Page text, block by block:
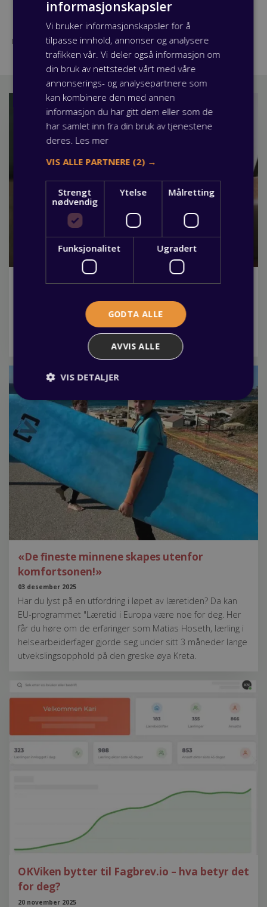
Publisert: 09 august 2023
Fagbrev.io gjør lærlingtiden enklere
Visste du at som lærling har du mulighet til å benytte deg
av Fagbrev.io, en nettbasert plattform som samler all
nødvendig info om din lærlingtid? Les mer her.
«De fineste minnene skapes utenfor
komfortsonen!»
03 desember 2025
Har du lyst på en utfordring i løpet av læretiden? Da kan
EU-programmet "Læretid i Europa være noe for deg. Her
får du høre om de erfaringer som Matias Hoseth, lærling i
helsearbeiderfager gjorde seg under sitt 3 måneder lange
utvekslingsopphold på den greske øya Kreta.
OKViken bytter til Fagbrev.io – hva betyr det
for deg?
20 november 2025
informasjonskapsler
Vi bruker informasjonskapsler for å
tilpasse innhold, annonser og analysere
trafikken vår. Vi deler også informasjon om
din bruk av nettstedet vårt med våre
annonserings- og analysepartnere som
kan kombinere den med annen
informasjon du har gitt dem eller som de
har samlet inn fra din bruk av tjenestene
deres. Les mer
VIS ALLE PARTNERE (2) →
Strengt
nødvendig
Ytelse Målretting
Funksjonalitet Ugradert
GODTA ALLE
AVVIS ALLE
VIS DETALJER